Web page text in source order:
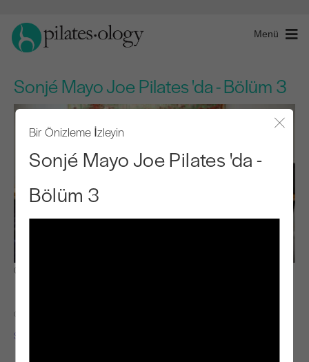
Menü
Sonjé Mayo Joe Pilates 'da - Bölüm 3
Bir Önizleme İzleyin
Sonjé Mayo Joe Pilates 'da -
Bölüm 3
Gözlemle ve Öğren
ÖĞRETMEN
Sonje Mayo